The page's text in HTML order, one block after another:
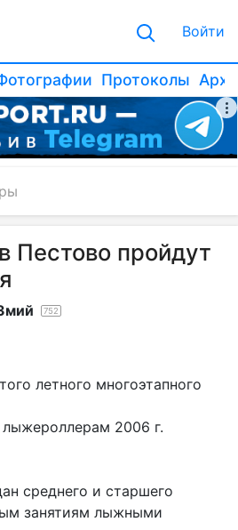
Войти
Протоколы
Пестово пройдут
752
летного многоэтапного
2006 г.
среднего и старшего
занятиям лыжными